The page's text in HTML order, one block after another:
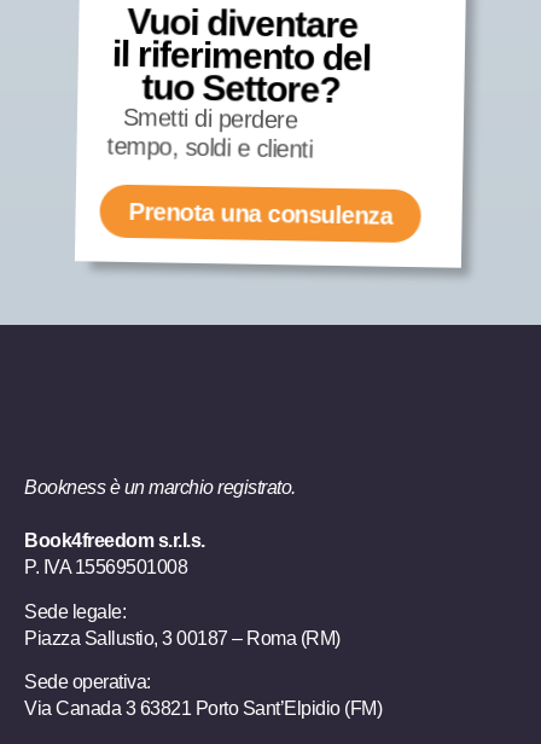
Vuoi diventare
il riferimento del
tuo Settore?
Smetti di perdere
tempo, soldi e clienti
Prenota una consulenza
Bookness è un marchio registrato.
Book4freedom s.r.l.s.
P. IVA ​15569501008
Sede legale:
Piazza Sallustio, 3 00187 – Roma (RM)
Sede operativa:
Via Canada 3 63821 Porto Sant’Elpidio (FM)